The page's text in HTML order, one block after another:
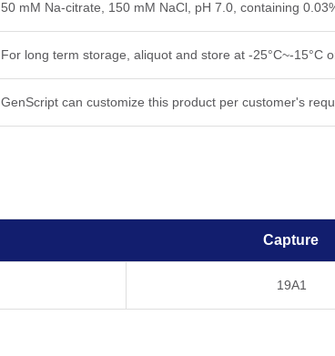
50 mM Na-citrate, 150 mM NaCl, pH 7.0, containing
For long term storage, aliquot and store at -25°C~-15°C
GenScript can customize this product per customer's
Capture
19A1